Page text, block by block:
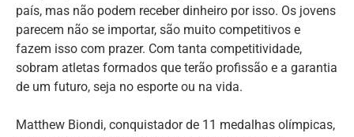
país, mas não podem receber dinheiro por isso. Os jovens
parecem não se importar, são muito competitivos e
fazem isso com prazer. Com tanta competitividade,
sobram atletas formados que terão profissão e a garantia
de um futuro, seja no esporte ou na vida.
Matthew Biondi, conquistador de 11 medalhas olímpicas,